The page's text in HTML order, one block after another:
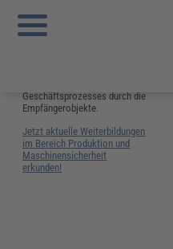
Sie sind hier:
Prozesstreiber
Geschäftsprozesses durch die
Empfängerobjekte.
Jetzt aktuelle Weiterbildungen
im Bereich Produktion und
Maschinensicherheit
erkunden!